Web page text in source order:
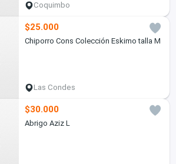
Coquimbo
$25.000
Chiporro Cons Colección Eskimo talla M
Las Condes
$30.000
Abrigo Aziz L